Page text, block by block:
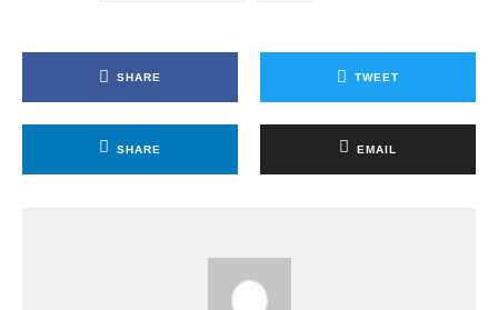
SHARE TWEET
SHARE EMAIL